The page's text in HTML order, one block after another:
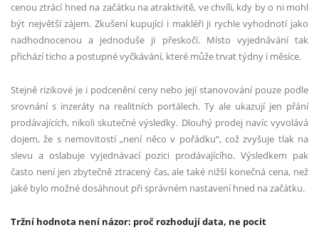
cenou ztrácí hned na začátku na atraktivitě, ve chvíli, kdy by o ni mohl
být největší zájem. Zkušení kupující i makléři ji rychle vyhodnotí jako
nadhodnocenou a jednoduše ji přeskočí. Místo vyjednávání tak
přichází ticho a postupné vyčkávání, které může trvat týdny i měsíce.
Stejně rizikové je i podcenění ceny nebo její stanovování pouze podle
srovnání s inzeráty na realitních portálech. Ty ale ukazují jen přání
prodávajících, nikoli skutečné výsledky. Dlouhý prodej navíc vyvolává
dojem, že s nemovitostí „není něco v pořádku“, což zvyšuje tlak na
slevu a oslabuje vyjednávací pozici prodávajícího. Výsledkem pak
často není jen zbytečně ztracený čas, ale také nižší konečná cena, než
jaké bylo možné dosáhnout při správném nastavení hned na začátku.
Tržní hodnota není názor: proč rozhodují data, ne pocit